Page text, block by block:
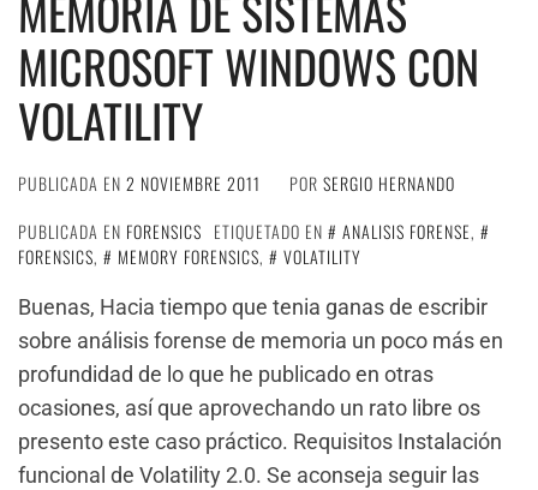
MICROSOFT WINDOWS CON
VOLATILITY
PUBLICADA EN 2 NOVIEMBRE 2011 POR SERGIO HERNANDO
PUBLICADA EN FORENSICS ETIQUETADO EN ANALISIS FORENSE,
FORENSICS, MEMORY FORENSICS,
VOLATILITY
Buenas, Hacia tiempo que tenia ganas de escribir
sobre análisis forense de memoria un poco más en
profundidad de lo que he publicado en otras
ocasiones, así que aprovechando un rato libre os
presento este caso práctico. Requisitos Instalación
funcional de Volatility 2.0. Se aconseja seguir las